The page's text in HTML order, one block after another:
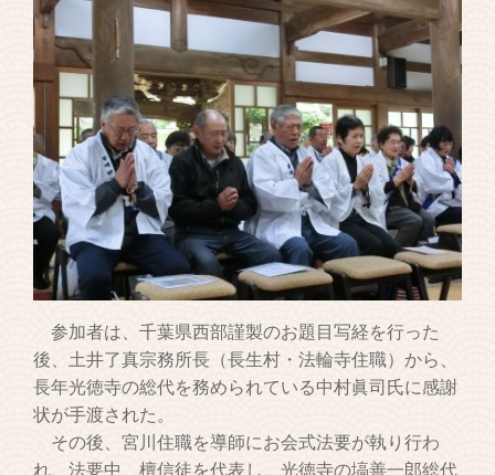
参加者は、千葉県西部謹製のお題目写経を行った
後、土井了真宗務所長（長生村・法輪寺住職）から、
長年光徳寺の総代を務められている中村眞司氏に感謝
状が手渡された。
その後、宮川住職を導師にお会式法要が執り行わ
れ、法要中、檀信徒を代表し、光徳寺の塙善一郎総代